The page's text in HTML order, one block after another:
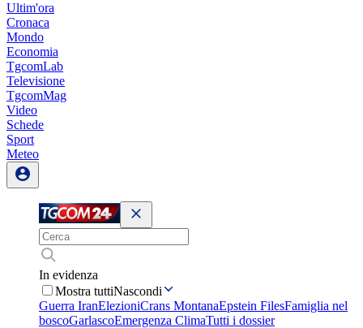
Ultim'ora
Cronaca
Mondo
Economia
TgcomLab
Televisione
TgcomMag
Video
Schede
Sport
Meteo
In evidenza
Mostra tuttiNascondi
Guerra IranElezioniCrans MontanaEpstein FilesFamiglia nel
boscoGarlascoEmergenza ClimaTutti i dossier